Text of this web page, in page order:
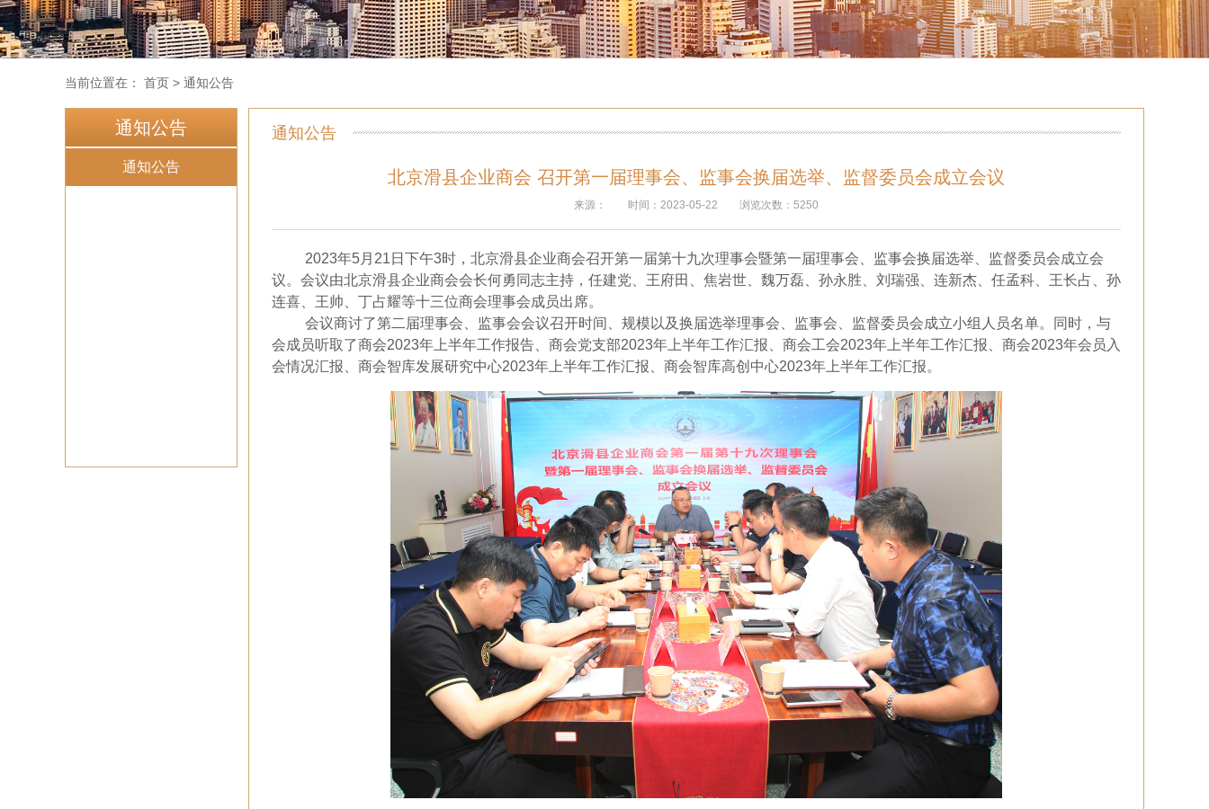
当前位置在： 首页 > 通知公告
通知公告
通知公告
通知公告
北京滑县企业商会 召开第一届理事会、监事会换届选举、监督委员会成立会议
来源： 时间：2023-05-22 浏览次数：5250
2023年5月 21 日下午3时，北京滑县企业商会召开第一届第十九次理事会暨第一届理事会、监事会换届选举、监督委员会成立会
议。会议由北京滑县企业商会会长何勇同志主持， 任建党、王府田、焦岩世、魏万磊、孙永胜、刘瑞强、连新杰、任孟科、王长占、孙
连喜、王帅、丁占耀等十三位商会理事会成员出席。
会议商讨了第二届理事会、监事会会议召开时间、规模以及换届选举理事会、监事会、监督委员会成立小组人员名单。同时，与
会成员听取了商会2023年上半年工作报告、商会党支部2023年上半年工作汇报、商会工会2023年上半年工作汇报、商会2023年会员入
会情况汇报、商会智库发展研究中心2023年上半年工作汇报、商会智库高创中心2023年上半年工作汇报。